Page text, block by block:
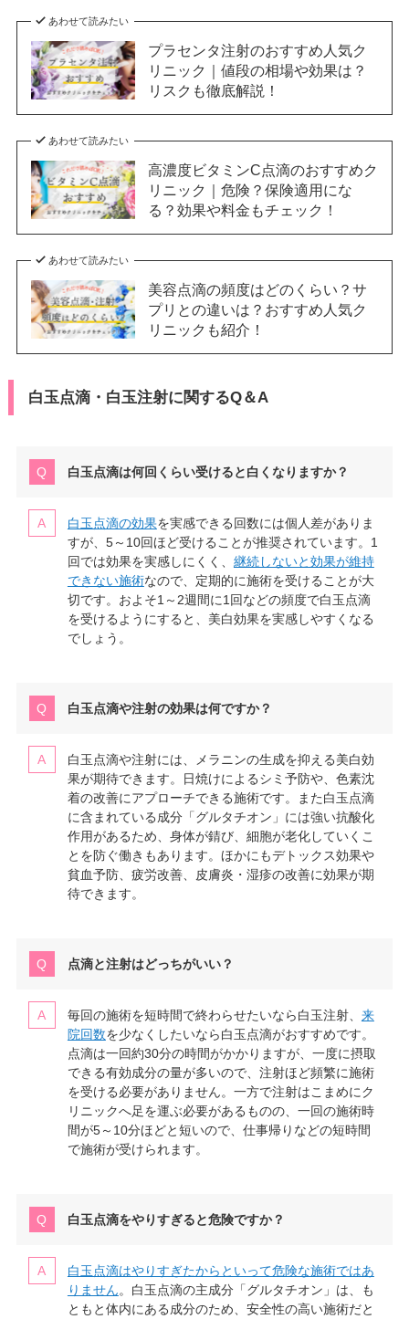
あわせて読みたい
プラセンタ注射のおすすめ人気ク
リニック｜値段の相場や効果は？
リスクも徹底解説！
あわせて読みたい
高濃度ビタミンC点滴のおすすめク
リニック｜危険？保険適用にな
る？効果や料金もチェック！
あわせて読みたい
美容点滴の頻度はどのくらい？サ
プリとの違いは？おすすめ人気ク
リニックも紹介！
白玉点滴・白玉注射に関するQ＆A
白玉点滴は何回くらい受けると白くなりますか？
白玉点滴の効果を実感できる回数には個人差がありま
すが、5～10回ほど受けることが推奨されています。1
回では効果を実感しにくく、 継続しないと効果が維持
できない施術なので、定期的に施術を受けることが大
切です。およそ1～2週間に1回などの頻度で白玉点滴
を受けるようにすると、美白効果を実感しやすくなる
でしょう。
白玉点滴や注射の効果は何ですか？
白玉点滴や注射には、メラニンの生成を抑える美白効
果が期待できます。日焼けによるシミ予防や、色素沈
着の改善にアプローチできる施術です。また白玉点滴
に含まれている成分「グルタチオン」には強い抗酸化
作用があるため、身体が錆び、細胞が老化していくこ
とを防ぐ働きもあります。ほかにもデトックス効果や
貧血予防、疲労改善、皮膚炎・湿疹の改善に効果が期
待できます。
点滴と注射はどっちがいい？
毎回の施術を短時間で終わらせたいなら白玉注射、 来
院回数を少なくしたいなら白玉点滴がおすすめです。
点滴は一回約30分の時間がかかりますが、一度に摂取
できる有効成分の量が多いので、注射ほど頻繁に施術
を受ける必要がありません。一方で注射はこまめにク
リニックへ足を運ぶ必要があるものの、一回の施術時
間が5～10分ほどと短いので、仕事帰りなどの短時間
で施術が受けられます。
白玉点滴をやりすぎると危険ですか？
白玉点滴はやりすぎたからといって危険な施術ではあ
りません。白玉点滴の主成分「グルタチオン」は、も
ともと体内にある成分のため、安全性の高い施術だと